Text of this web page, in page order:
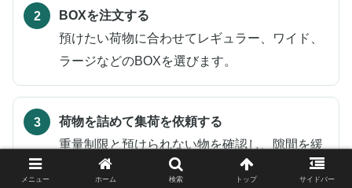
BOXを注文する
預けたい荷物に合わせてレギュラー、ワイド、
ラージなどのBOXを選びます。
荷物を詰めて集荷を依頼する
重量制限と預けられない物を確認し、隙間を緩
衝材で埋めて梱包します。
メニュー ホーム 検索 トップ サイドバー